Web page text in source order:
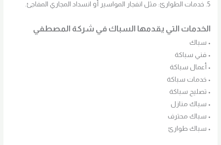
5. خدمات الطوارئ: مثل انفجار المواسير أو انسداد المجاري المفاجئ.
الخدمات التي يقدمها السباك في شركة المصطفي
• سباك
• فني سباكة
• أعمال سباكة
• خدمات سباكة
• تصليح سباكة
• سباك منازل
• سباك محترف
• سباك طوارئ